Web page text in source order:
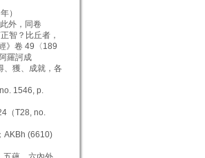
）
外，同卷
智？比丘者，
》卷 49〈189
羅訶成
、獲、成就，各
1546, p.
（T28, no.
AKBh (6610)